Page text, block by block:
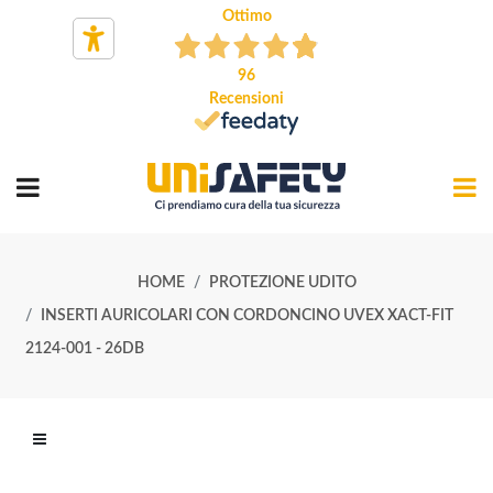
Ottimo
96
Recensioni
HOME PROTEZIONE UDITO
INSERTI AURICOLARI CON CORDONCINO UVEX XACT-FIT
2124-001 - 26DB